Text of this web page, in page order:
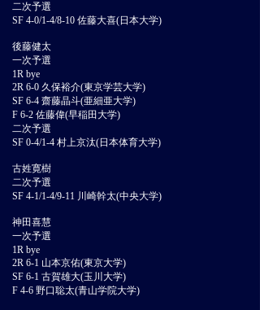
二次予選
SF 4-0/1-4/8-10 佐藤大喜(日本大学)
後藤健太
一次予選
1R bye
2R 6-0 久保裕介(東京学芸大学)
SF 6-4 齋藤晶斗(亜細亜大学)
F 6-2 佐藤偉(早稲田大学)
二次予選
SF 0-4/1-4 村上京汰(日本体育大学)
古姓寛樹
二次予選
SF 4-1/1-4/9-11 川崎幹太(中央大学)
神田喜慧
一次予選
1R bye
2R 6-1 山本京佑(東京大学)
SF 6-1 古賀雄大(玉川大学)
F 4-6 野口聡太(青山学院大学)